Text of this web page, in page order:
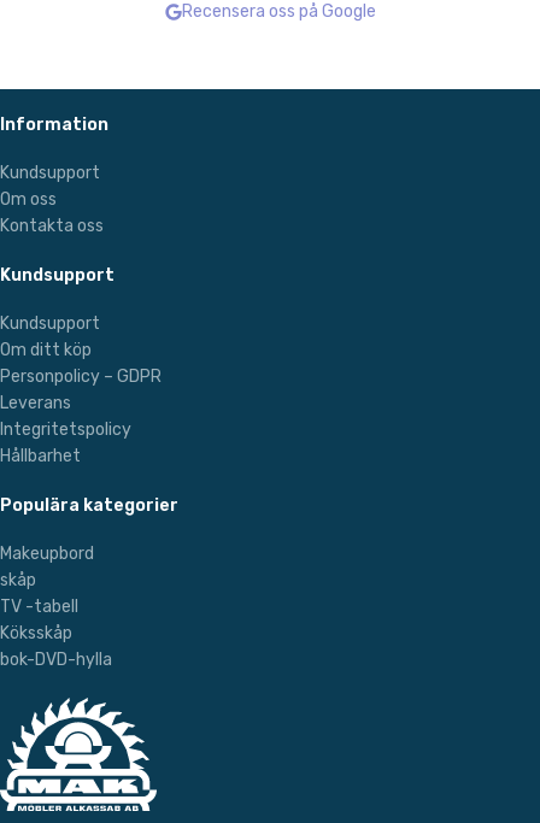
Recensera oss på Google
Information
Kundsupport
Om oss
Kontakta oss
Kundsupport
Kundsupport
Om ditt köp
Personpolicy – GDPR
Leverans
Integritetspolicy
Hållbarhet
Populära kategorier
Makeupbord
skåp
TV -tabell
Köksskåp
bok-DVD-hylla